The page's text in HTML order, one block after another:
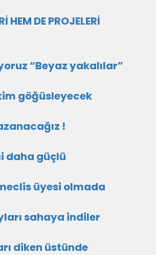
HEM DE PROJELERİ
“Beyaz yakalılar”
göğüsleyecek
!
daha güçlü
üyesi olmada
sahaya indiler
diken üstünde